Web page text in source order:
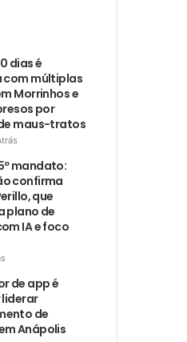
dias é
com múltiplas
Morrinhos e
por
maus-tratos
mandato:
confirma
que
plano de
IA e foco
de app é
liderar
de
Anápolis